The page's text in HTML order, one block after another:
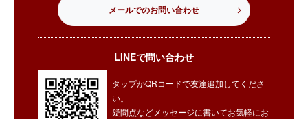
メールでのお問い合わせ
LINEで問い合わせ
タップかQRコードで友達追加してくださ
い。
疑問点などメッセージに書いてお気軽にお